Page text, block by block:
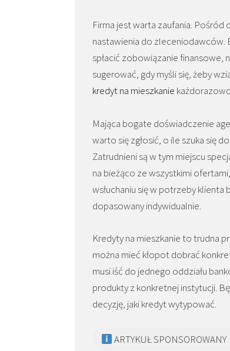
Firma jest warta zaufania.
nastawienia do zleceniodawców.
spłacić zobowiązanie finansowe,
sugerować, gdy myśli się, żeby
kredyt na mieszkanie
Mająca bogate doświadczenie
warto się zgłosić, o ile szuka się
Zatrudnieni są w tym miejscu
na bieżąco ze wszystkimi
wsłuchaniu się w potrzeby
dopasowany indywidualnie.
Kredyty na mieszkanie to trudna
można mieć kłopot dobrać
musi iść do jednego oddziału
produkty z konkretnej instytucji.
decyzję, jaki kredyt wytypować.
ARTYKUŁ SPONSOROWANY